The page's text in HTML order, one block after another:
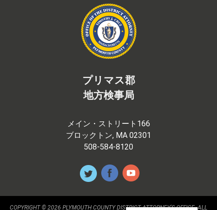
プリマス郡
地方検事局
メイン・ストリート166
ブロックトン, MA 02301
508-584-8120
COPYRIGHT © 2026 PLYMOUTH COUNTY DISTRICT ATTORNEY'S OFFICE. ALL